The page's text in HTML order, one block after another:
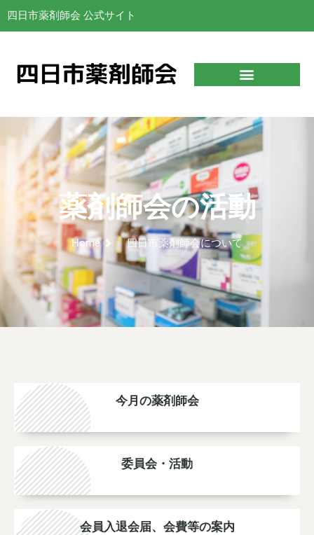
四日市薬剤師会 公式サイト
薬剤師会の活動
Home 四日市薬剤師会について
今月の薬剤師会
委員会・活動
会員入退会届、会費等の案内